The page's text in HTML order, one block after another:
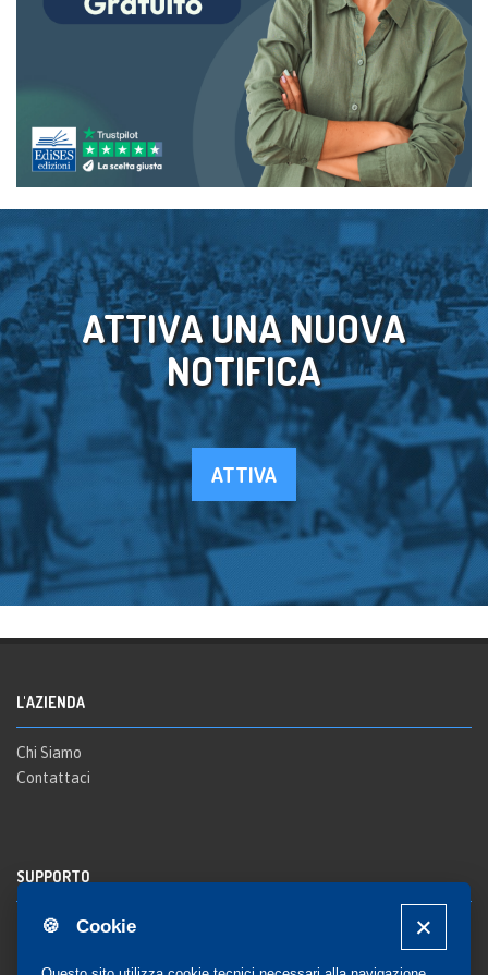
🍪 Cookie
ATTIVA UNA NUOVA
NOTIFICA
ATTIVA
L'AZIENDA
Chi Siamo
Contattaci
SUPPORTO
Registrazione al sito